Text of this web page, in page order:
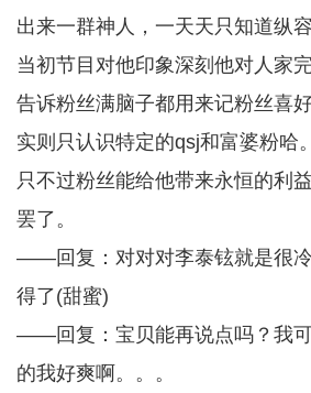
出来一群神人，一天天只知道纵
当初节目对他印象深刻他对人家
告诉粉丝满脑子都用来记粉丝喜
实则只认识特定的qsj和富婆粉哈
只不过粉丝能给他带来永恒的利
罢了。
——回复：对对对李泰铉就是很
得了(甜蜜)
——回复：宝贝能再说点吗？我
的我好爽啊。。。